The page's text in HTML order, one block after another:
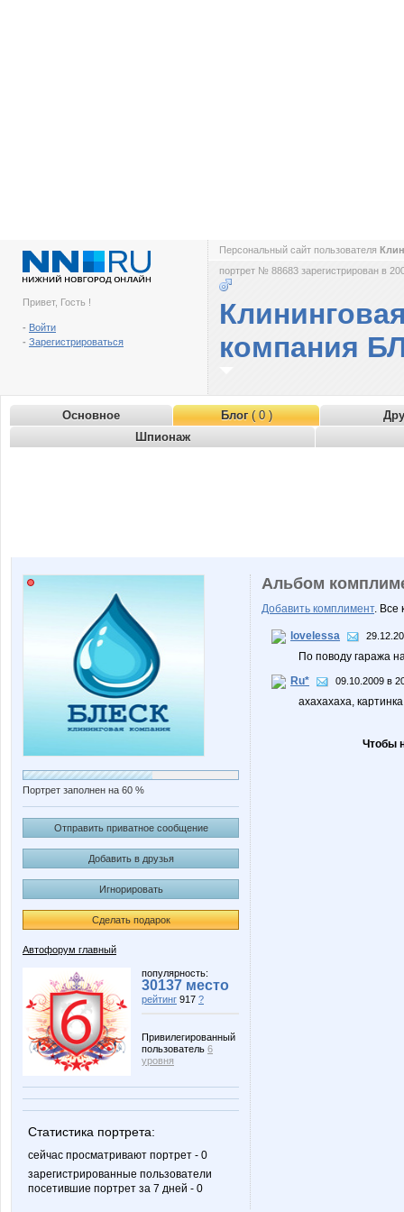
Привет, Гость !
- Войти
- Зарегистрироваться
Персональный сайт пользователя
портрет № 88683 зарегистрирован в
компания
Основное Блог( 0 )
Шпионаж
Портрет заполнен на 60 %
Отправить приватное сообщение
Добавить в друзья
Игнорировать
Сделать подарок
Автофорум главный
популярность:
30137 место
рейтинг 917 ?
Привилегированный
пользователь 6
уровня
Статистика портрета:
сейчас просматривают портрет - 0
зарегистрированные пользователи
посетившие портрет за 7 дней - 0
Альбом
Добавить комплимент. Все
lovelessa
По поводу гаража
Ru*
09.10.2009 в
ахахахаха,
Чтобы